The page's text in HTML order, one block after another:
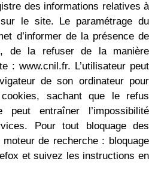
des informations relatives à
le site. Le paramétrage du
d’informer de la présence de
de la refuser de la manière
: www.cnil.fr. L’utilisateur peut
de son ordinateur pour
sachant que le refus
peut entraîner l’impossibilité
Pour tout bloquage des
de recherche : bloquage
et suivez les instructions en